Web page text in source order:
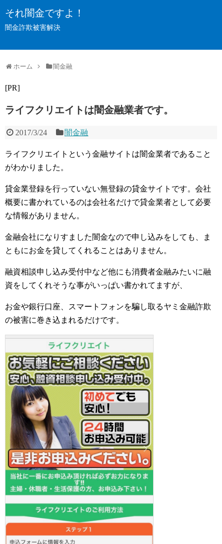
それ闇金ですよ！
闇金詐欺被害解決
ホーム 闇金融
[PR]
ライフクリエイトは闇金融業者です。
2017/3/24 闇金融
ライフクリエイトという金融サイトは闇金業者であること
がわかりました。
貸金業登録を行っていない無登録の貸金サイトです。会社
概要に書かれているのは会社名だけで貸金業者として必要
な情報がありません。
金融会社になりすました闇金なので申し込みをしても、ま
ともにお金を貸してくれることはありません。
融資相談申し込み受付中など他にも消費者金融みたいに融
資をしてくれそうな事がいっぱい書かれてますが、
お金や銀行口座、スマートフォンを騙し取るヤミ金融詐欺
の被害に巻き込まれるだけです。